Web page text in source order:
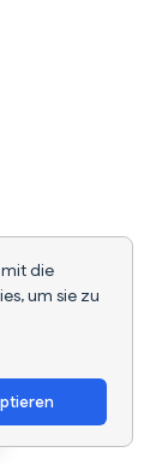
die
um sie zu